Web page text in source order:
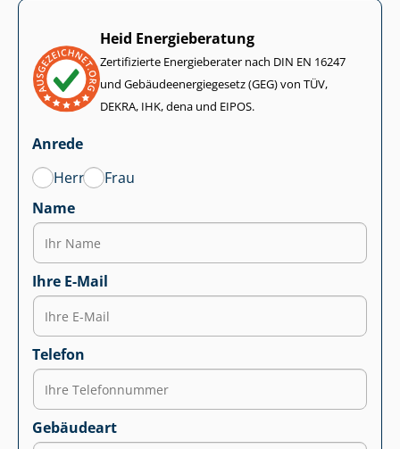
Heid Energieberatung
Zertifizierte Energieberater nach DIN EN 16247
und Ge­bäu­de­en­er­gie­ge­setz (GEG) von TÜV,
DEKRA, IHK, dena und EIPOS.
Anrede
Herr
Frau
Name
Ihre E-Mail
Telefon
Gebäudeart